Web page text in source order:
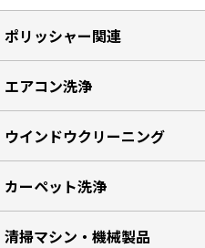
ポリッシャー関連
エアコン洗浄
ウインドウクリーニング
カーペット洗浄
清掃マシン・機械製品